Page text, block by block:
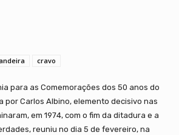
cravo
para as Comemorações dos 50 anos do
por Carlos Albino, elemento decisivo nas
em 1974, com o fim da ditadura e a
reuniu no dia 5 de fevereiro, na